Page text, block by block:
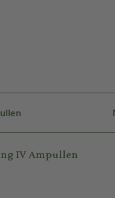
IV Ampullen